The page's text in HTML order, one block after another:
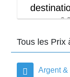
Tous les Prix
Argent